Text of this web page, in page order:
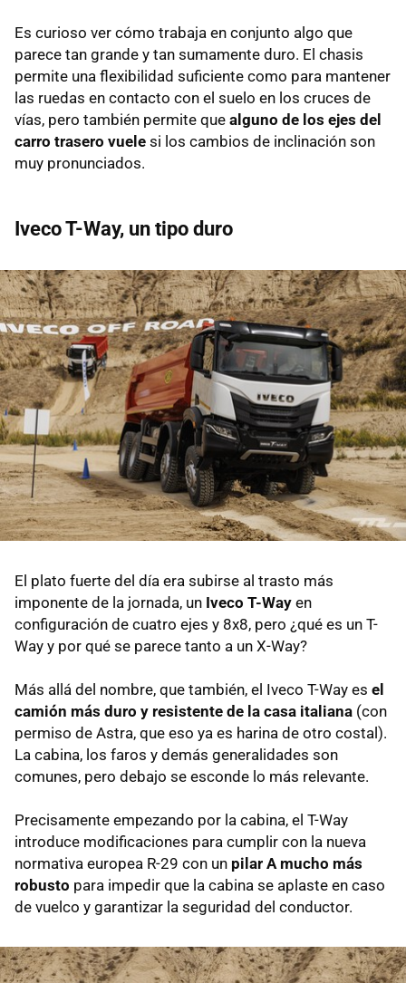
Es curioso ver cómo trabaja en conjunto algo que
parece tan grande y tan sumamente duro. El chasis
permite una flexibilidad suficiente como para mantener
las ruedas en contacto con el suelo en los cruces de
vías, pero también permite que alguno de los ejes del
carro trasero vuele si los cambios de inclinación son
muy pronunciados.
Iveco T-Way, un tipo duro
El plato fuerte del día era subirse al trasto más
imponente de la jornada, un Iveco T-Way en
configuración de cuatro ejes y 8x8, pero ¿qué es un T-
Way y por qué se parece tanto a un X-Way?
Más allá del nombre, que también, el Iveco T-Way es el
camión más duro y resistente de la casa italiana (con
permiso de Astra, que eso ya es harina de otro costal).
La cabina, los faros y demás generalidades son
comunes, pero debajo se esconde lo más relevante.
Precisamente empezando por la cabina, el T-Way
introduce modificaciones para cumplir con la nueva
normativa europea R-29 con un pilar A mucho más
robusto para impedir que la cabina se aplaste en caso
de vuelco y garantizar la seguridad del conductor.